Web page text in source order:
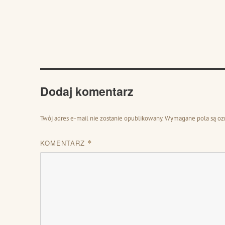
Dodaj komentarz
Twój adres e-mail nie zostanie opublikowany.Wymagane pola są
KOMENTARZ *